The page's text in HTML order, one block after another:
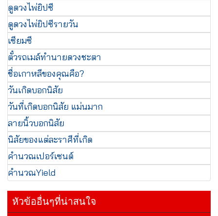
ดูดวงไพ่ยิปซี
ดูดวงไพ่ยิปซีรายวัน
เซียมซี
ตั๋วรถเมล์ทำนายดวงชะตา
ชื่อเกาหลีของคุณคือ?
วันเกิดบอกนิสัย
วันที่เกิดบอกนิสัย แม่นมาก
ลายนิ้วบอกนิสัย
นิสัยของแต่ละราศีที่เกิด
คำนวณเปอร์เซนต์
คำนวณYield
หัวข้ออื่นๆที่น่าสนใจ